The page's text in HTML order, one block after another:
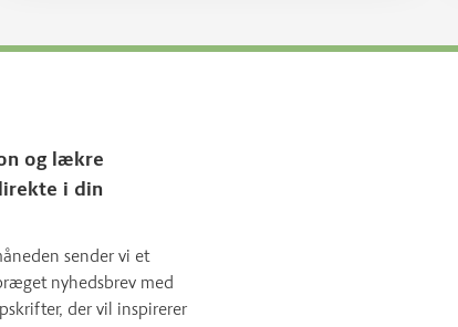
Kødfaktor.
og lækre
i din
sender vi et
nyhedsbrev med
der vil inspirerer